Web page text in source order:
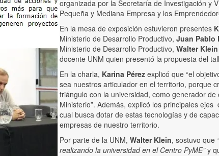
organizada por la Secretaría de Investigación y
Pequeña y Mediana Empresa y los
En la mesa de exposición estuvieron presentes
Ministerio de Desarrollo Productivo, Juan Pablo
Ministerio de Desarrollo Productivo, Walter Klein
docente UNM quien presentó la propuesta del
En la charla, Karina Pérez explicó que “el
sea nuestros articulador en el territorio, porque
triángulo con la universidad, como generador
Ministerio”. Además, explicó los principales
cual busca dotar de estas tecnologías y de
empresas de nuestro territorio.
Por parte de la UNM, Walter Klein, sostuvo que
realizando la universidad en el Centro PyME”y